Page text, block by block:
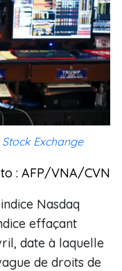
Exchange
: AFP/VNA/CVN
Nasdaq
effaçant
date à laquelle
de droits de